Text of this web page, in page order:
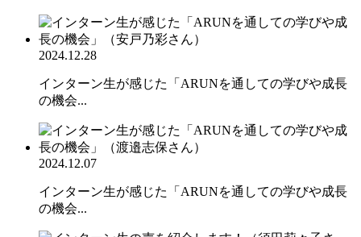
2024.12.28
インターン生が感じた「ARUNを通しての学びや成長
の機会...
2024.12.07
インターン生が感じた「ARUNを通しての学びや成長
の機会...